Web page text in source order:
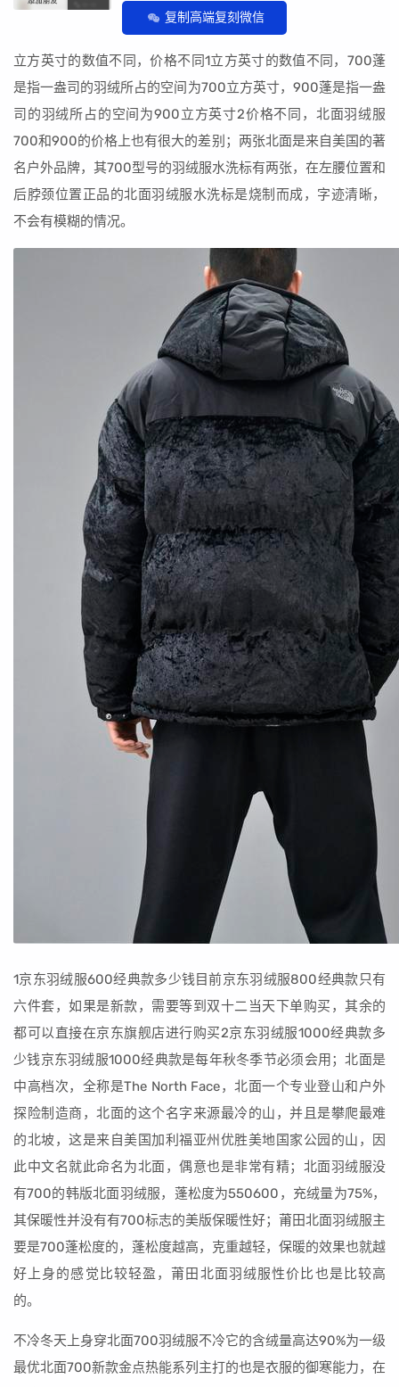
复制高端复刻微信
立方英寸的数值不同，价格不同1立方英寸的数值不同，700蓬
是指一盎司的羽绒所占的空间为700立方英寸，900蓬是指一盎
司的羽绒所占的空间为900立方英寸2价格不同，北面羽绒服
700和900的价格上也有很大的差别；两张北面是来自美国的著
名户外品牌，其700型号的羽绒服水洗标有两张，在左腰位置和
后脖颈位置正品的北面羽绒服水洗标是烧制而成，字迹清晰，
不会有模糊的情况。
1京东羽绒服600经典款多少钱目前京东羽绒服800经典款只有
六件套，如果是新款，需要等到双十二当天下单购买，其余的
都可以直接在京东旗舰店进行购买2京东羽绒服1000经典款多
少钱京东羽绒服1000经典款是每年秋冬季节必须会用；北面是
中高档次，全称是The North Face，北面一个专业登山和户外
探险制造商，北面的这个名字来源最冷的山，并且是攀爬最难
的北坡，这是来自美国加利福亚州优胜美地国家公园的山，因
此中文名就此命名为北面，偶意也是非常有精；北面羽绒服没
有700的韩版北面羽绒服，蓬松度为550600，充绒量为75%，
其保暖性并没有有700标志的美版保暖性好；莆田北面羽绒服主
要是700蓬松度的，蓬松度越高，克重越轻，保暖的效果也就越
好上身的感觉比较轻盈，莆田北面羽绒服性价比也是比较高
的。
不冷冬天上身穿北面700羽绒服不冷它的含绒量高达90%为一级
最优北面700新款金点热能系列主打的也是衣服的御寒能力，在